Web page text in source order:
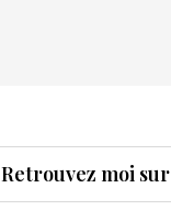
Retrouvez moi sur